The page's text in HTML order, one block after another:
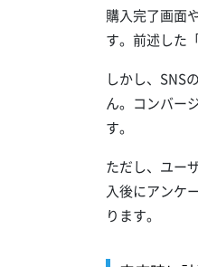
購入完了画面
す。前述した
しかし、SNS
ん。コンバー
す。
ただし、ユー
入後にアンケ
ります。